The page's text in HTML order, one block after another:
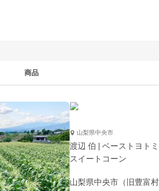
商品
山梨県中央市
渡辺 伯 | ベーストヨトミ
スイートコーン
山梨県中央市（旧豊富